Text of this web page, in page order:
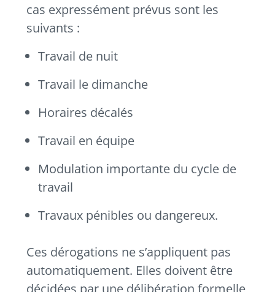
cas expressément prévus sont les
suivants :
Travail de nuit
Travail le dimanche
Horaires décalés
Travail en équipe
Modulation importante du cycle de
travail
Travaux pénibles ou dangereux.
Ces dérogations ne s’appliquent pas
automatiquement. Elles doivent être
décidées par une délibération formelle